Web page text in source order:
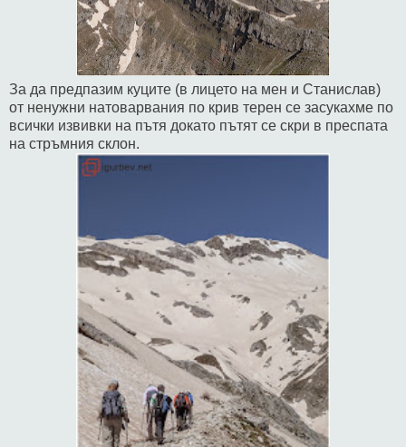
За да предпазим куците (в лицето на мен и Станислав)
от ненужни натоварвания по крив терен се засукахме по
всички извивки на пътя докато пътят се скри в преспата
на стръмния склон.